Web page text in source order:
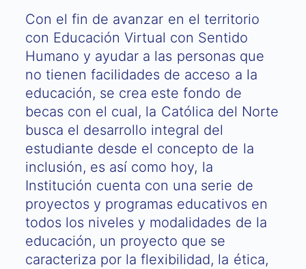
Con el fin de avanzar en el territorio
con Educación Virtual con Sentido
Humano y ayudar a las personas que
no tienen facilidades de acceso a la
educación, se crea este fondo de
becas con el cual, la Católica del Norte
busca el desarrollo integral del
estudiante desde el concepto de la
inclusión, es así como hoy, la
Institución cuenta con una serie de
proyectos y programas educativos en
todos los niveles y modalidades de la
educación, un proyecto que se
caracteriza por la flexibilidad, la ética,